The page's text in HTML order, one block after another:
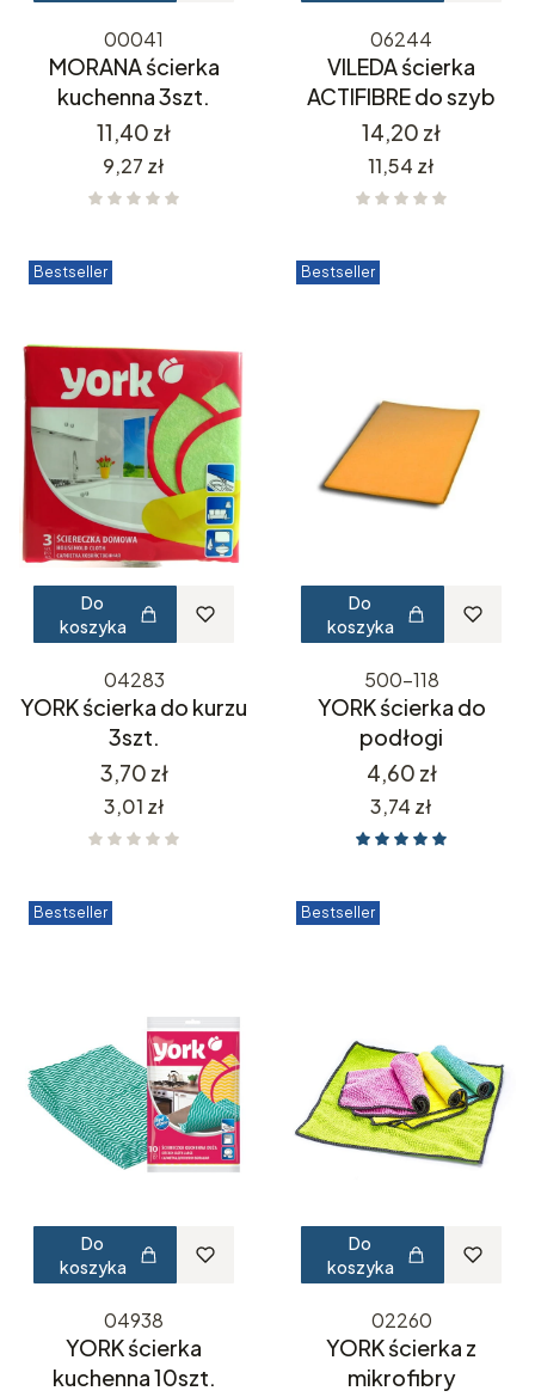
00041
MORANA ścierka
kuchenna 3szt.
Cena
11,40 zł
Cena
9,27 zł
06244
VILEDA ścierka
ACTIFIBRE do szyb
Cena
14,20 zł
Cena
11,54 zł
Bestseller
Do
koszyka
04283
YORK ścierka do kurzu
3szt.
Cena
3,70 zł
Cena
3,01 zł
Bestseller
Do
koszyka
500-118
YORK ścierka do
podłogi
Cena
4,60 zł
Cena
3,74 zł
Bestseller
Do
koszyka
04938
YORK ścierka
kuchenna 10szt.
Bestseller
Do
koszyka
02260
YORK ścierka z
mikrofibry